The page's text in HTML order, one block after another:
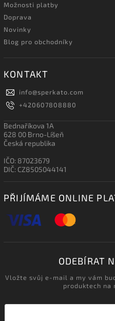
Možnosti platby
Doprava
Novinky
Blog pro obchodníky
KONTAKT
info@sperkato.com
+420607808880
Bednaříkova 1A
628 00 Brno-Líšeň
Česká republika
IČO: 87023679
DIČ: CZ8505044141
PŘIJÍMÁME ONLINE
ODEBÍRAT
Vložte svůj e-mail a my vám
produktech na